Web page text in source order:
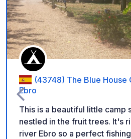
(43748) The Blue House
Ebro
This is a beautiful little camp
nestled in the fruit trees. It's
river Ebro so a perfect